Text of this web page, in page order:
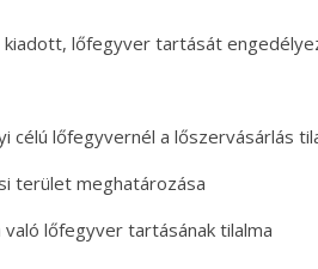
lőfegyver tartását
lőfegyvernél a lőszervásárlás
terület meghatározása
lőfegyver tartásának tilalma